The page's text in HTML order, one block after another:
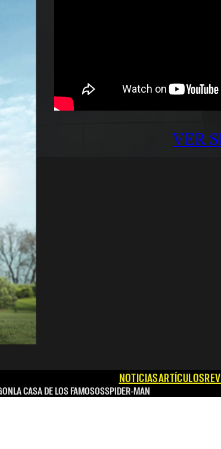
VER
NOTICIASARTÍCULOS
LA CASA DE LOS FAMOSOSSPIDER-MAN